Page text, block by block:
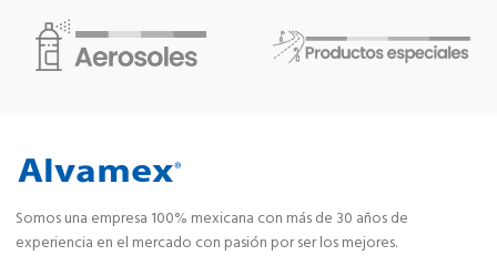
Somos una empresa 100% mexicana con más de 30 años de
experiencia en el mercado con pasión por ser los mejores.